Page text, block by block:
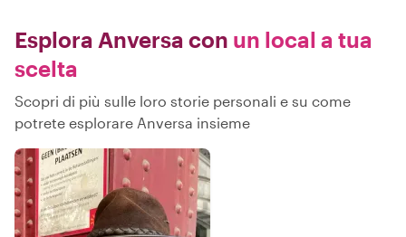
Esplora Anversa con un local a tua
scelta
Scopri di più sulle loro storie personali e su come
potrete esplorare Anversa insieme